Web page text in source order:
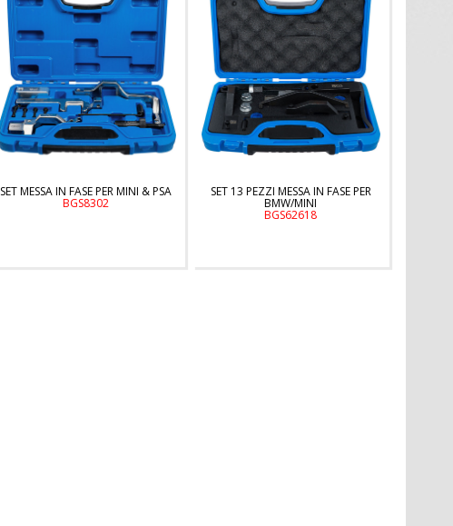
SET MESSA IN FASE PER MINI & PSA
BGS8302
SET 13 PEZZI MESSA IN FASE PER
BMW/MINI
BGS62618